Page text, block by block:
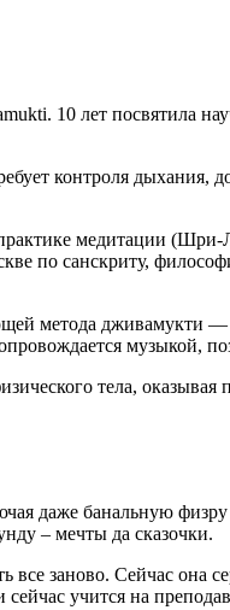
10 лет посвятила
контроля
медитации
по санскриту,
метода
музыкой,
тела,
даже банальную
– мечты да сказочки.
заново. Сейчас она
учится на